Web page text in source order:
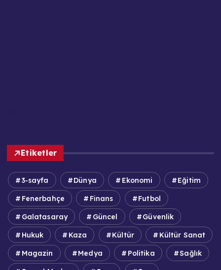
Etiketler
3-sayfa Dünya Ekonomi Eğitim
Fenerbahçe Finans Futbol
Galatasaray Güncel Güvenlik
Hukuk Kaza Kültür Kültür Sanat
Magazin Medya Politika Sağlık